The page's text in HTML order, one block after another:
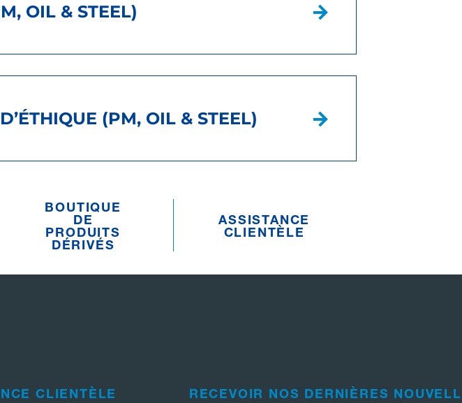
OIL & STEEL)
(PM, OIL & STEEL)
BOUTIQUE
DE
PRODUITS
DÉRIVÉS
ASSISTANCE
CLIENTÈLE
CLIENTÈLE RECEVOIR NOS DERNIÈRES